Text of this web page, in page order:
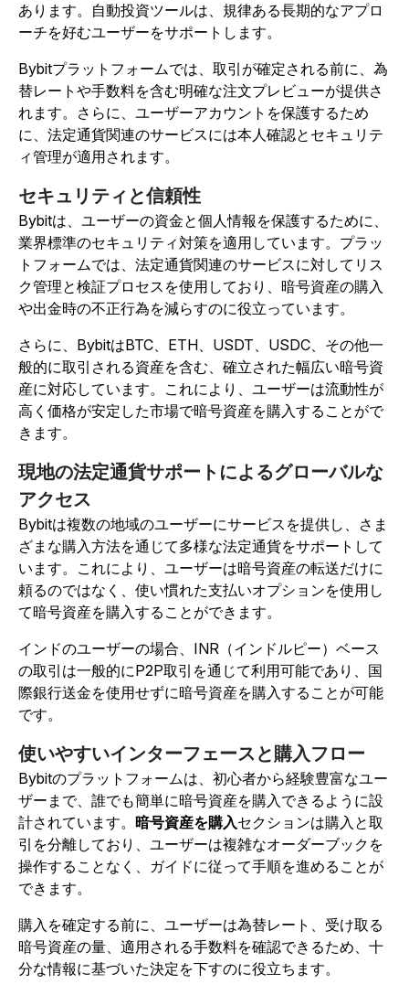
あります。自動投資ツールは、規律ある長期的なアプロ
ーチを好むユーザーをサポートします。
Bybitプラットフォームでは、取引が確定される前に、為
替レートや手数料を含む明確な注文プレビューが提供さ
れます。さらに、ユーザーアカウントを保護するため
に、法定通貨関連のサービスには本人確認とセキュリテ
ィ管理が適用されます。
セキュリティと信頼性
Bybitは、ユーザーの資金と個人情報を保護するために、
業界標準のセキュリティ対策を適用しています。プラッ
トフォームでは、法定通貨関連のサービスに対してリス
ク管理と検証プロセスを使用しており、暗号資産の購入
や出金時の不正行為を減らすのに役立っています。
さらに、BybitはBTC、ETH、USDT、USDC、その他一
般的に取引される資産を含む、確立された幅広い暗号資
産に対応しています。これにより、ユーザーは流動性が
高く価格が安定した市場で暗号資産を購入することがで
きます。
現地の法定通貨サポートによるグローバルな
アクセス
Bybitは複数の地域のユーザーにサービスを提供し、さま
ざまな購入方法を通じて多様な法定通貨をサポートして
います。これにより、ユーザーは暗号資産の転送だけに
頼るのではなく、使い慣れた支払いオプションを使用し
て暗号資産を購入することができます。
インドのユーザーの場合、INR（インドルピー）ベース
の取引は一般的にP2P取引を通じて利用可能であり、国
際銀行送金を使用せずに暗号資産を購入することが可能
です。
使いやすいインターフェースと購入フロー
Bybitのプラットフォームは、初心者から経験豊富なユー
ザーまで、誰でも簡単に暗号資産を購入できるように設
計されています。 暗号資産を購入セクションは購入と取
引を分離しており、ユーザーは複雑なオーダーブックを
操作することなく、ガイドに従って手順を進めることが
できます。
購入を確定する前に、ユーザーは為替レート、受け取る
暗号資産の量、適用される手数料を確認できるため、十
分な情報に基づいた決定を下すのに役立ちます。